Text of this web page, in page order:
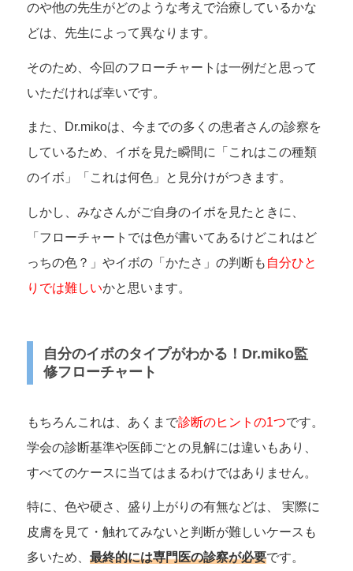
のや他の先生がどのような考えで治療しているかな
どは、先生によって異なります。
そのため、今回のフローチャートは一例だと思って
いただければ幸いです。
また、Dr.mikoは、今までの多くの患者さんの診察を
しているため、イボを見た瞬間に「これはこの種類
のイボ」「これは何色」と見分けがつきます。
しかし、みなさんがご自身のイボを見たときに、
「フローチャートでは色が書いてあるけどこれはど
っちの色？」やイボの「かたさ」の判断も 自分ひと
りでは難しいかと思います。
自分のイボのタイプがわかる！Dr.miko監
修フローチャート
もちろんこれは、あくまで診断のヒントの1つです。
学会の診断基準や医師ごとの見解には違いもあり、
すべてのケースに当てはまるわけではありません。
特に、色や硬さ、盛り上がりの有無などは、 実際に
皮膚を見て・触れてみないと判断が難しいケースも
多いため、 最終的には専門医の診察が必要です。